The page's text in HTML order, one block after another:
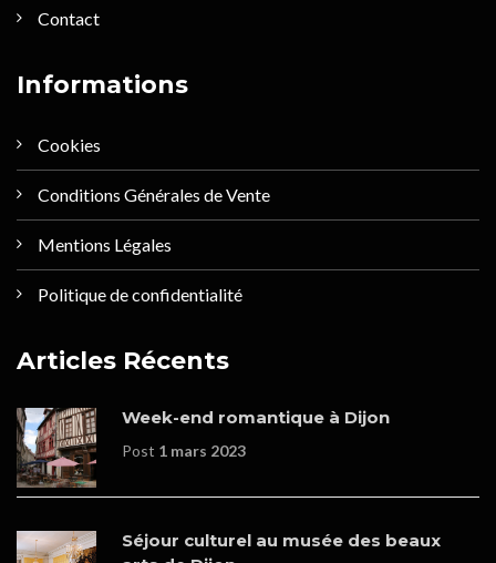
Contact
Informations
Cookies
Conditions Générales de Vente
Mentions Légales
Politique de confidentialité
Articles Récents
Week-end romantique à Dijon
Post 1 mars 2023
Séjour culturel au musée des beaux